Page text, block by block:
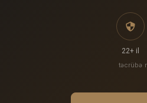
22+ il
təcrübə